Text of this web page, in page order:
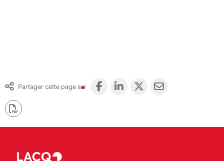
Partager cette page sur